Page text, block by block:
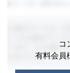
コ
有料会員